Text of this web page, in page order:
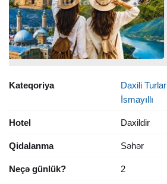
Kateqoriya
Daxili Turlar
İsmayıllı
Hotel Daxildir
Qidalanma Səhər
Neçə günlük? 2